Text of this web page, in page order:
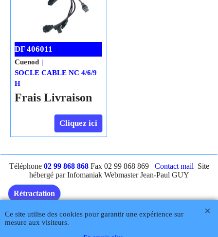
DF 406011
Frais Livraison
Cuenod
SOCLE CABLE NC 4/6/9
H
Cliquez ici
Téléphone 02 99 868 868Fax 02 99 868 869 Contact mail Site
hébergé par Infomaniak Webmaster Jean-Paul GUY
Rétractation
Ce site utilise des cookies pour garantir une expérience sur
mesure aux visiteurs.